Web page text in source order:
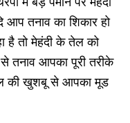
आप तनाव का शिकार हो
है तो मेहंदी के तेल को
तनाव आपका पूरी तरीके
की खुशबू से आपका मूड